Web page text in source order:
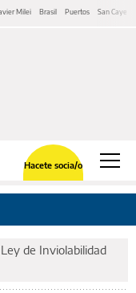
Milei Brasil Puertos San
Hacete socia/o
de Inviolabilidad